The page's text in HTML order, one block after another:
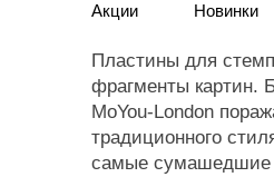
Акции Новинки
Пластины для
фрагменты картин.
MoYou-London
традиционного
самые сумашедшие